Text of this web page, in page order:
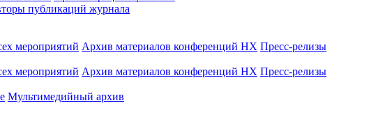
публикаций журнала
мероприятий Архив материалов конференций НХ Пресс-релизы
мероприятий Архив материалов конференций НХ Пресс-релизы
Мультимедийный архив